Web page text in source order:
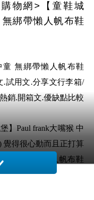
購物網>【童鞋城
綁帶懶人帆布鞋
童 無綁帶懶人帆布鞋
.試用文.分享文行李箱/
銷.開箱文.優缺點比較
】Paul frank大嘴猴 中
覺得很心動而且正打算
童 無綁帶懶人帆布鞋